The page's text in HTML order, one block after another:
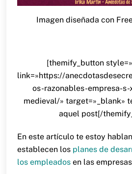
Imagen diseñada con
[themify_button
link=»https://
os-razonables-empresa-
medieval/» target=»_blank»
aquel post[/
En este artículo te estoy
establecen los planes de
los empleadosen las